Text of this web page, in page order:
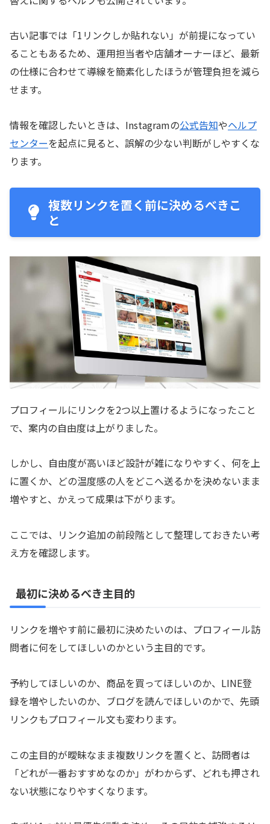
古い記事では「1リンクしか貼れない」が前提になってい
ることもあるため、運用担当者や店舗オーナーほど、最新
の仕様に合わせて導線を簡素化したほうが管理負担を減ら
せます。
情報を確認したいときは、Instagramの公式告知やヘルプ
センターを起点に見ると、誤解の少ない判断がしやすくな
ります。
複数リンクを置く前に決めるべきこ
と
プロフィールにリンクを2つ以上置けるようになったこと
で、案内の自由度は上がりました。
しかし、自由度が高いほど設計が雑になりやすく、何を上
に置くか、どの温度感の人をどこへ送るかを決めないまま
増やすと、かえって成果は下がります。
ここでは、リンク追加の前段階として整理しておきたい考
え方を確認します。
最初に決めるべき主目的
リンクを増やす前に最初に決めたいのは、プロフィール訪
問者に何をしてほしいのかという主目的です。
予約してほしいのか、商品を買ってほしいのか、LINE登
録を増やしたいのか、ブログを読んでほしいのかで、先頭
リンクもプロフィール文も変わります。
この主目的が曖昧なまま複数リンクを置くと、訪問者は
「どれが一番おすすめなのか」がわからず、どれも押され
ない状態になりやすくなります。